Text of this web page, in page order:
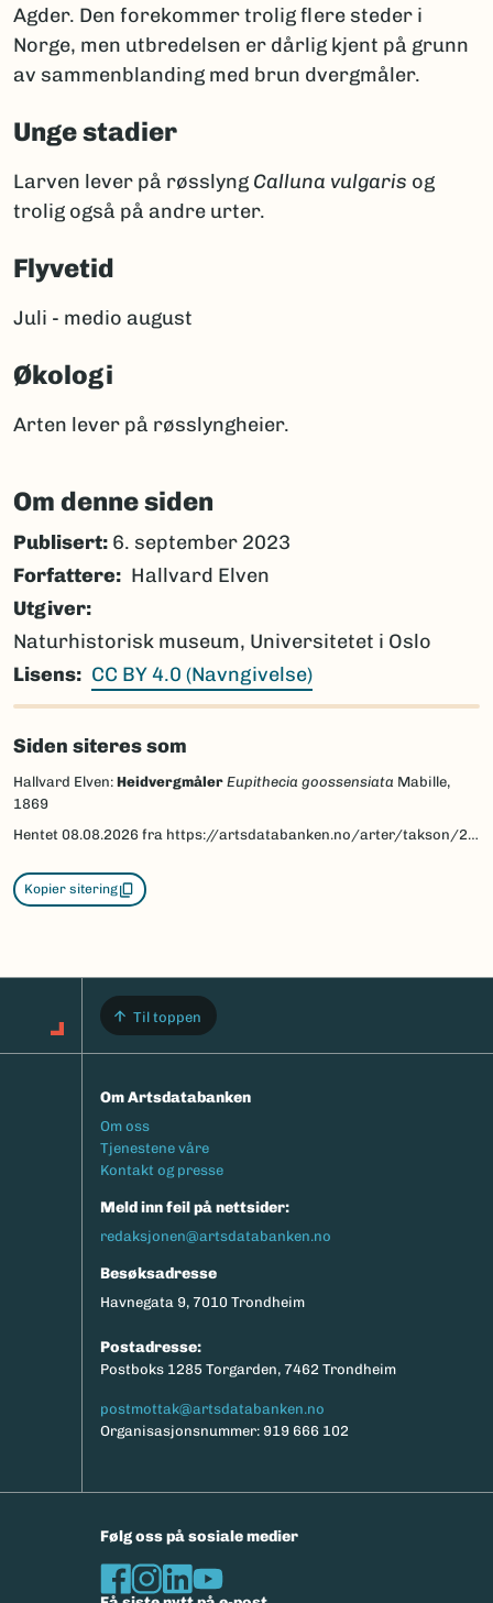
Agder. Den forekommer trolig flere steder i
Norge, men utbredelsen er dårlig kjent på grunn
av sammenblanding med brun dvergmåler.
Unge stadier
Larven lever på røsslyng Calluna vulgaris og
trolig også på andre urter.
Flyvetid
Juli - medio august
Økologi
Arten lever på røsslyngheier.
Om denne siden
Publisert: 6. september 2023
Forfattere
Hallvard Elven
Utgiver
Naturhistorisk museum, Universitetet i Oslo
Lisens
CC BY 4.0 (Navngivelse)
Siden siteres som
Hallvard Elven: Heidvergmåler Eupithecia goossensiata Mabille,
1869
Hentet 08.08.2026 fra https://artsdatabanken.no/arter/takson/200206/beskrivelse
Kopier sitering
Til toppen
Om Artsdatabanken
Footermeny
Om oss
Tjenestene våre
Kontakt og presse
Meld inn feil på nettsider:
redaksjonen@artsdatabanken.no
Besøksadresse
Havnegata 9, 7010 Trondheim
Postadresse:
Postboks 1285 Torgarden, 7462 Trondheim
postmottak@artsdatabanken.no
Organisasjonsnummer: 919 666 102
Følg oss på sosiale medier